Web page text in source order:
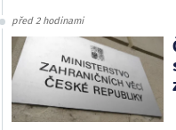
před 2 hodinami